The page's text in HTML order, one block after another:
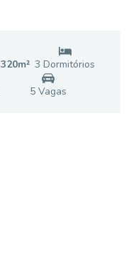
320m² 3 Dormitórios
5Vagas